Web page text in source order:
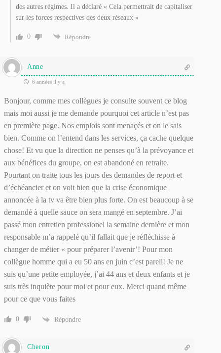
des autres régimes. Il a déclaré « Cela permettrait de capitaliser
sur les forces respectives des deux réseaux »
0 Répondre
Anne
6 années il y a
Bonjour, comme mes collègues je consulte souvent ce blog
mais moi aussi je me demande pourquoi cet article n’est pas
en première page. Nos emplois sont menaçés et on le sais
bien. Comme on l’entend dans les services, ça cache quelque
chose! Et vu que la direction ne penses qu’à la prévoyance et
aux bénéfices du groupe, on est abandoné en retraite.
Pourtant on traite tous les jours des demandes de report et
d’échéancier et on voit bien que la crise économique
annoncée à la tv va être bien plus forte. On est beaucoup à se
demandé à quelle sauce on sera mangé en septembre. J’ai
passé mon entretien professionel la semaine dernière et mon
responsable m’a rappelé qu’il fallait que je réfléchisse à
changer de métier « pour préparer l’avenir’! Pour mon
collègue homme qui a eu 50 ans en juin c’est pareil! Je ne
suis qu’une petite employée, j’ai 44 ans et deux enfants et je
suis très inquiète pour moi et pour eux. Merci quand même
pour ce que vous faites
0 Répondre
Cheron